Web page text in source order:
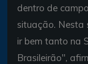
dentro de
situação. Nesta
ir bem tanto na
Brasileirão",